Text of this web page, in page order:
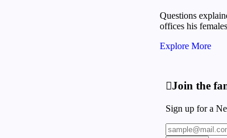
Questions
offices his
Explore More
Join the
Sign up for a